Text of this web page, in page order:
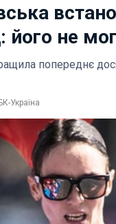
його не
попереднє
Україна